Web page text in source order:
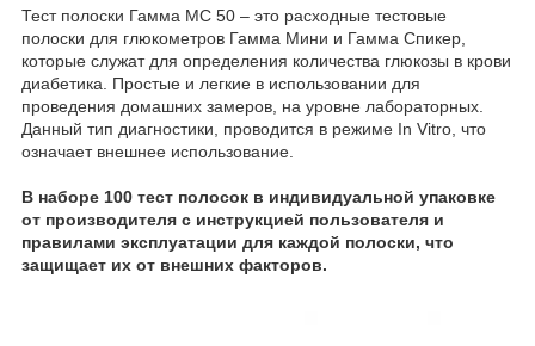
Тест полоски Гамма МС 50 – это расходные тестовые
полоски для глюкометров Гамма Мини и Гамма Спикер,
которые служат для определения количества глюкозы в крови
диабетика. Простые и легкие в использовании для
проведения домашних замеров, на уровне лабораторных.
Данный тип диагностики, проводится в режиме In Vitro, что
означает внешнее использование.
В наборе 100 тест полосок в индивидуальной упаковке
от производителя с инструкцией пользователя и
правилами эксплуатации для каждой полоски, что
защищает их от внешних факторов.